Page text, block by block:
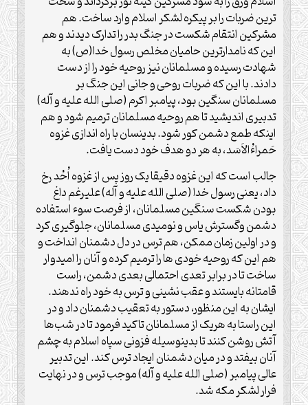
ترین ضربات را بر پیکره لشکر اسلام وارد ساخت. هم
مشرکین انتقام شکست در جنگ بدر را تدارک دیدند و هم
این که نامدارترین حامیان مخلص رسول خدا(ص) به
شهادت رسیده و مسلمانان نیز روحیه خود را از دست
دادند. با این که ضربات روحی و جانی این جنگ بر
مسلمانان سنگین بود، پيامبر اکرم (صلی الله علیه و آله)
تدبیری اندیشید تا هم روحیه مسلمانان ترمیم شود و هم
اینکه طمع دشمن کور شود. بدینسان با راه اندازی غزوه
حَمراءُالاَسَد، به هر دو هدف خود دست یافت.
جالب است که این غزوه دقیقا يک روز پس از غزوه اُحُد رخ
داد، یعنی رسول خدا (صلی الله علیه و آله) علیرغم داغ
بودن شکست سنگین مسلمانان، از فرصت سوء استفاده
دشمن وگسترش یاس و نومیدی مسلمانان، جلوگیری کرد
و در اولین زمان ممکن، هم ترس در دل دشمنان انداخت و
هم این که روحیه خودی ها را ترمیم کرده و آنان را امیدوار
ساخت تا در برابر تعدی احتمالی بعدی دشمن، راست
قامتانه بایستند و عقب نشینی و ترس به خود راه ندهند.
ایشان به این منظور، دستور به تعقيب دشمنان داد و در
این راستا به هریک از مسلمانان تاکید فرمود تا در شب‌‌ها
آتش روشن کنند تا بدینوسیله فزونی سپاه اسلام به چشم
آنان بیفتد و در ميان دشمنان ايجاد ترس کند. اين تدبیر
عالی پيامبر (صلی الله علیه و آله) موجب ترس و در نهایت
فرار لشکر مکه شد.